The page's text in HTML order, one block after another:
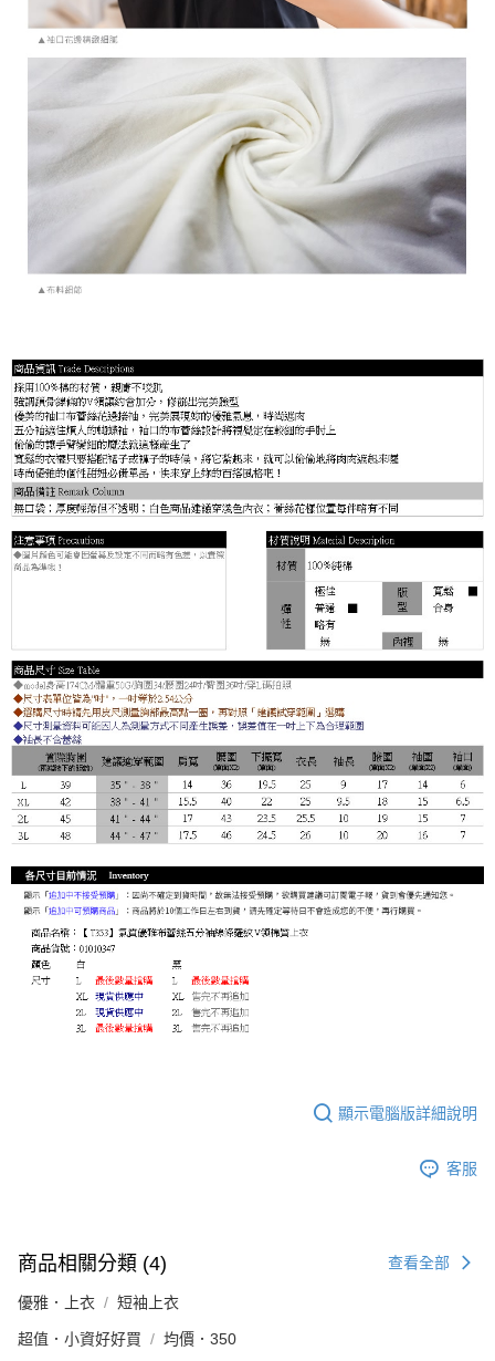
顯示電腦版詳細說明
客服
商品相關分類 (4) 查看全部
優雅．上衣 短袖上衣
超值．小資好好買 均價．350